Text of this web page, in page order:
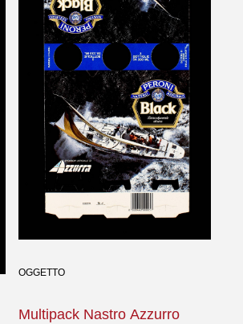
OGGETTO
Multipack Nastro Azzurro